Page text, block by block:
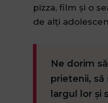
pizza, film și o
de alți
Ne dorim
prietenii, să
largul lor și